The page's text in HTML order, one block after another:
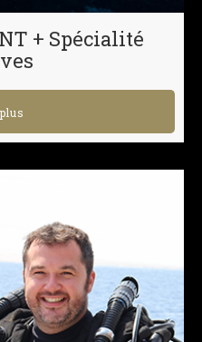
+ Spécialité